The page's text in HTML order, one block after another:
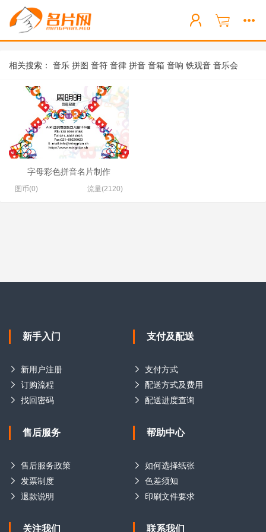
相关搜索： 音乐 拼图 音符 音律 拼音 音箱 音响 铁观音 音乐会
字母彩色拼音名片制作
图币(0) 流量(2120)
新手入门
新用户注册
订购流程
找回密码
支付及配送
支付方式
配送方式及费用
配送进度查询
售后服务
售后服务政策
发票制度
退款说明
帮助中心
如何选择纸张
色差须知
印刷文件要求
关注我们 联系我们